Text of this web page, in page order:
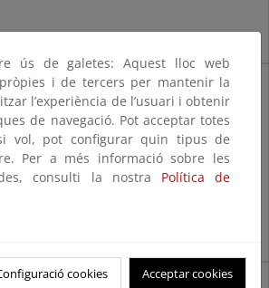
libres de
ús de galetes: Aquest lloc web
i de tercers per mantenir la
l’experiència de l’usuari i obtenir
de navegació. Pot acceptar totes
vol, pot configurar quin tipus de
Per a més informació sobre les
consulti la nostra Política de
cookies Acceptar cookies